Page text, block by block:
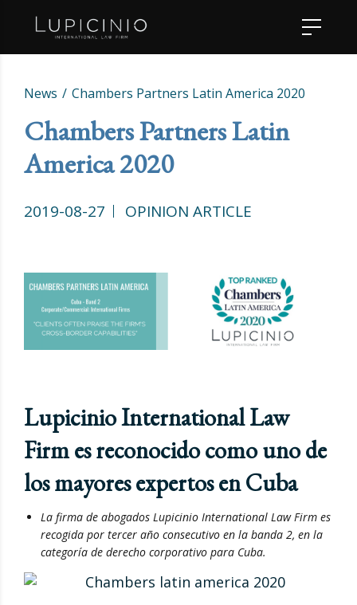
News Chambers Partners Latin America 2020
Chambers Partners Latin
America 2020
2019-08-27 OPINION ARTICLE
Lupicinio International Law
Firm es reconocido como uno de
los mayores expertos en Cuba
La firma de abogados Lupicinio International Law Firm es
recogida por tercer año consecutivo en la banda 2, en la
categoría de derecho corporativo para Cuba.